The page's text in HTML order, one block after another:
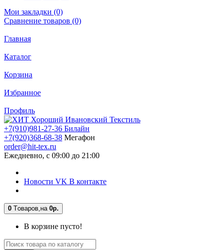
Мои закладки (0)
Сравнение товаров (0)
Главная
Каталог
Корзина
Избранное
Профиль
+7(910)981-27-36 Билайн
+7(920)368-68-38 Мегафон
order@hit-tex.ru
Ежедневно, с 09:00 до 21:00
Новости VK В контакте
0 Tоваров, на 0р.
В корзине пусто!